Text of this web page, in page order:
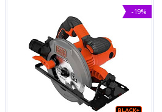
-19%